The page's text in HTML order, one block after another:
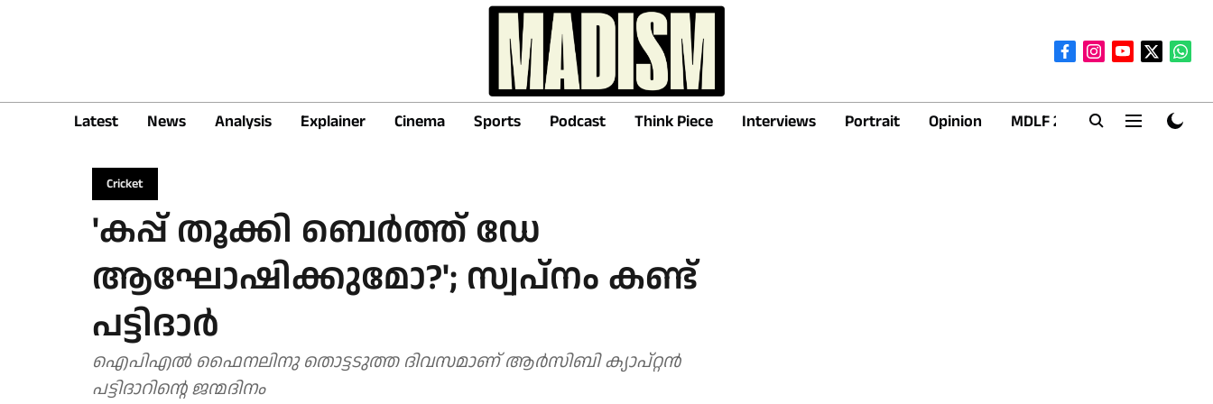
Latest News Analysis Explainer Cinema Sports Podcast Think Piece Interviews Portrait Opinion MDLF 2026
Cricket
'കപ്പ് തൂക്കി ബെർത്ത് ഡേ
ആഘോഷിക്കുമോ?'; സ്വപ്‌നം കണ്ട്
പട്ടിദാർ
ഐപിഎൽ ഫൈനലിനു തൊട്ടടുത്ത ദിവസമാണ് ആർസിബി ക്യാപ്റ്റൻ
പട്ടിദാറിന്റെ ജന്മദിനം